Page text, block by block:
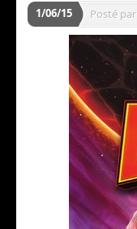
1/06/15 Posté par